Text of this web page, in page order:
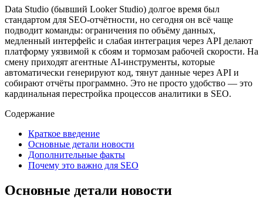
Data Studio (бывший Looker Studio) долгое время был
стандартом для SEO-отчётности, но сегодня он всё чаще
подводит команды: ограничения по объёму данных,
медленный интерфейс и слабая интеграция через API делают
платформу уязвимой к сбоям и тормозам рабочей скорости. На
смену приходят агентные AI-инструменты, которые
автоматически генерируют код, тянут данные через API и
собирают отчёты программно. Это не просто удобство — это
кардинальная перестройка процессов аналитики в SEO.
Содержание
Краткое введение
Основные детали новости
Дополнительные факты
Почему это важно для SEO
Основные детали новости